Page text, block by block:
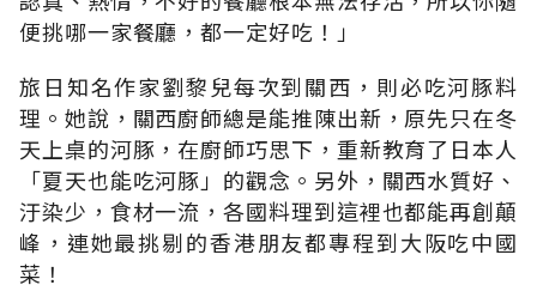
便挑哪一家餐廳，都一定好吃！」
旅日知名作家劉黎兒每次到關西，則必吃河豚料
理。她說，關西廚師總是能推陳出新，原先只在冬
天上桌的河豚，在廚師巧思下，重新教育了日本人
「夏天也能吃河豚」的觀念。另外，關西水質好、
汙染少，食材一流，各國料理到這裡也都能再創顛
峰，連她最挑剔的香港朋友都專程到大阪吃中國
菜！